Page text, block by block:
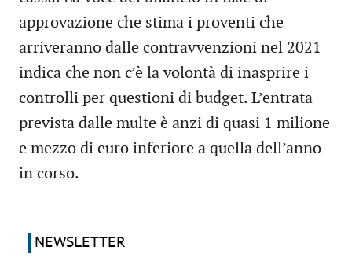
approvazione che stima i proventi che
arriveranno dalle contravvenzioni nel 2021
indica che non c’è la volontà di inasprire i
controlli per questioni di budget. L’entrata
prevista dalle multe è anzi di quasi 1 milione
e mezzo di euro inferiore a quella dell’anno
in corso.
NEWSLETTER